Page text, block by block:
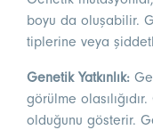
boyu da oluşabilir.
tiplerine veya
Genetik Yatkınlık:
görülme
olduğunu gösterir.